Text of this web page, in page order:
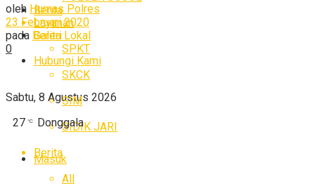
Berita
Galeri
Hubungi Kami
Sabtu, 8 Agustus 2026
27 °C Donggala
Masuk
Layanan
SPKT
SKCK
SIM
SIDIK JARI
Berita
All
oleh Humas Polres
23 Februari 2020
pada Berita Lokal
0